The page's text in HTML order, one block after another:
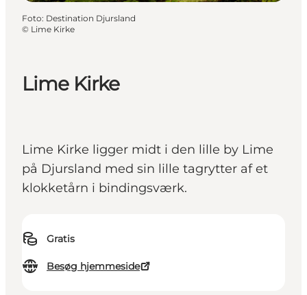
Lime Kirke
Lime Kirke ligger midt i den lille by Lime
på Djursland med sin lille tagrytter af et
klokketårn i bindingsværk.
Gratis
Besøg hjemmeside
Foto: Destination Djursland
© Lime Kirke